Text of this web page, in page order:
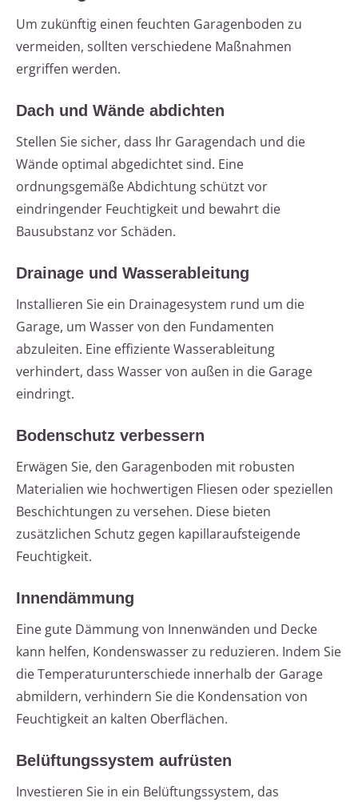
Um zukünftig einen feuchten Garagenboden zu
vermeiden, sollten verschiedene Maßnahmen
ergriffen werden.
Dach und Wände abdichten
Stellen Sie sicher, dass Ihr Garagendach und die
Wände optimal abgedichtet sind. Eine
ordnungsgemäße Abdichtung schützt vor
eindringender Feuchtigkeit und bewahrt die
Bausubstanz vor Schäden.
Drainage und Wasserableitung
Installieren Sie ein Drainagesystem rund um die
Garage, um Wasser von den Fundamenten
abzuleiten. Eine effiziente Wasserableitung
verhindert, dass Wasser von außen in die Garage
eindringt.
Bodenschutz verbessern
Erwägen Sie, den Garagenboden mit robusten
Materialien wie hochwertigen Fliesen oder speziellen
Beschichtungen zu versehen. Diese bieten
zusätzlichen Schutz gegen kapillaraufsteigende
Feuchtigkeit.
Innendämmung
Eine gute Dämmung von Innenwänden und Decke
kann helfen, Kondenswasser zu reduzieren. Indem Sie
die Temperaturunterschiede innerhalb der Garage
abmildern, verhindern Sie die Kondensation von
Feuchtigkeit an kalten Oberflächen.
Belüftungssystem aufrüsten
Investieren Sie in ein Belüftungssystem, das